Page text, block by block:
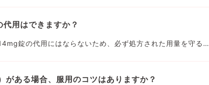
用はできますか？
錠の代用にはならないため、必ず処方された用量を守る…
がある場合、服用のコツはありますか？